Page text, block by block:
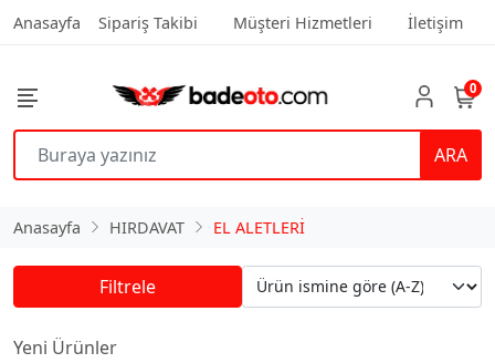
Anasayfa Sipariş Takibi Müşteri Hizmetleri İletişim
ARA
0
Anasayfa HIRDAVAT EL ALETLERİ
Filtrele
Yeni Ürünler